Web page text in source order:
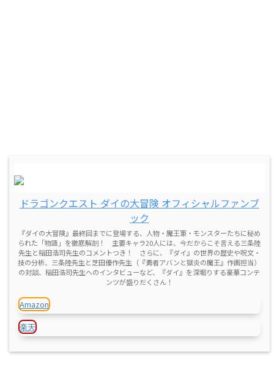
ドラゴンクエスト ダイの大冒険 オフィシャルファンブ
ック
『ダイの大冒険』最終回までに登場する、人物・魔王軍・モンスターたちに秘め
られた「物語」を徹底解剖！ 主要キャラ20人には、今だからこそ言える三条陸
先生と稲田浩司先生のコメントつき！ さらに、『ダイ』の世界の歴史や呪文・
技の分析、三条陸先生と芝田優作先生（『勇者アバンと獄炎の魔王』作画担当）
の対談、稲田浩司先生へのインタビューなど、『ダイ』を深堀りする豪華コンテ
ンツが盛りだくさん！
Amazon
楽天